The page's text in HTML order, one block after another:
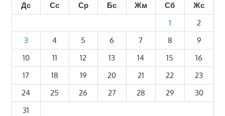
Дс
Сс Ср Бс Жм Сб
Жс
1
2
3
4 5 6 7 8
9
10
11 12 13 14 15
16
17
18 19 20 21 22
23
24
25 26 27 28 29
30
31